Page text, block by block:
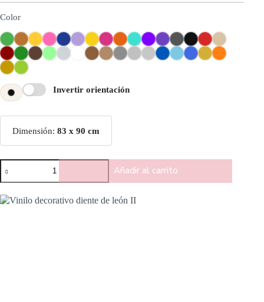
Color
Invertir orientación
Dimensión: 83 x 90 cm
Añadir al carrito